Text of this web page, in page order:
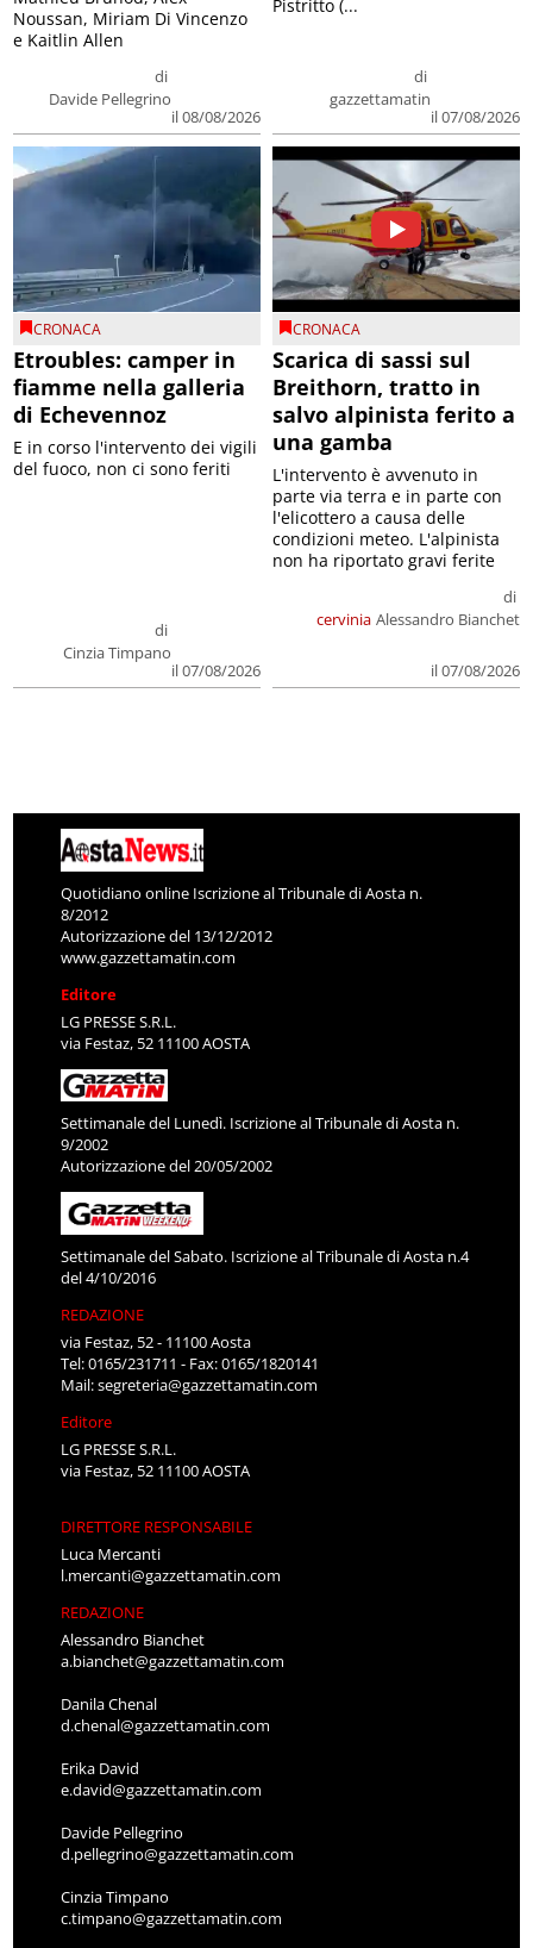
di
Davide Pellegrino
il 08/08/2026
Noussan, Miriam Di Vincenzo
e Kaitlin Allen
di
gazzettamatin
il 07/08/2026
Pistritto (...
CRONACA
Etroubles: camper in
fiamme nella galleria
di Echevennoz
di
Cinzia Timpano
il 07/08/2026
E in corso l'intervento dei vigili
del fuoco, non ci sono feriti
CRONACA
Scarica di sassi sul
Breithorn, tratto in
salvo alpinista ferito a
una gamba
cervinia
di
Alessandro Bianchet
il 07/08/2026
L'intervento è avvenuto in
parte via terra e in parte con
l'elicottero a causa delle
condizioni meteo. L'alpinista
non ha riportato gravi ferite
Quotidiano online Iscrizione al Tribunale di Aosta n.
8/2012
Autorizzazione del 13/12/2012
www.gazzettamatin.com
Editore
LG PRESSE S.R.L.
via Festaz, 52 11100 AOSTA
Settimanale del Lunedì. Iscrizione al Tribunale di Aosta n.
9/2002
Autorizzazione del 20/05/2002
Settimanale del Sabato. Iscrizione al Tribunale di Aosta n.4
del 4/10/2016
REDAZIONE
via Festaz, 52 - 11100 Aosta
Tel: 0165/231711 - Fax: 0165/1820141
Mail:segreteria@gazzettamatin.com
Editore
LG PRESSE S.R.L.
via Festaz, 52 11100 AOSTA
DIRETTORE RESPONSABILE
Luca Mercanti
l.mercanti@gazzettamatin.com
REDAZIONE
Alessandro Bianchet
a.bianchet@gazzettamatin.com
Danila Chenal
d.chenal@gazzettamatin.com
Erika David
e.david@gazzettamatin.com
Davide Pellegrino
d.pellegrino@gazzettamatin.com
Cinzia Timpano
c.timpano@gazzettamatin.com